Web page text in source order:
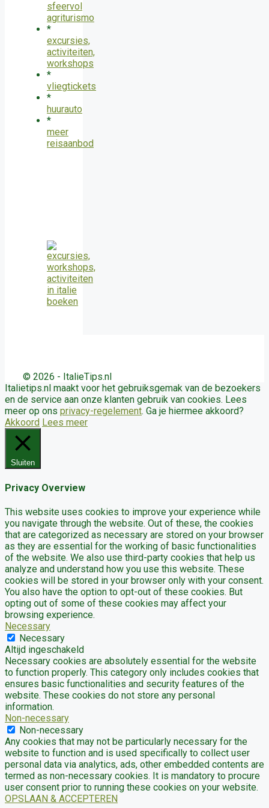
sfeervol
agriturismo
*
excursies,
activiteiten,
workshops
*
vliegtickets
*
huurauto
*
meer
reisaanbod
© 2026 - ItalieTips.nl
Italietips.nl maakt voor het gebruiksgemak van de bezoekers
en de service aan onze klanten gebruik van cookies. Lees
meer op ons privacy-regelement. Ga je hiermee akkoord?
Akkoord Lees meer
Sluiten
Privacy Overview
This website uses cookies to improve your experience while
you navigate through the website. Out of these, the cookies
that are categorized as necessary are stored on your browser
as they are essential for the working of basic functionalities
of the website. We also use third-party cookies that help us
analyze and understand how you use this website. These
cookies will be stored in your browser only with your consent.
You also have the option to opt-out of these cookies. But
opting out of some of these cookies may affect your
browsing experience.
Necessary
Necessary
Altijd ingeschakeld
Necessary cookies are absolutely essential for the website
to function properly. This category only includes cookies that
ensures basic functionalities and security features of the
website. These cookies do not store any personal
information.
Non-necessary
Non-necessary
Any cookies that may not be particularly necessary for the
website to function and is used specifically to collect user
personal data via analytics, ads, other embedded contents are
termed as non-necessary cookies. It is mandatory to procure
user consent prior to running these cookies on your website.
OPSLAAN & ACCEPTEREN